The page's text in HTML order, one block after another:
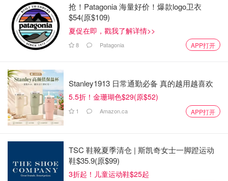
Quebec首次新永久居民占比低于10%，2025年第一季度只
9%，Ontario拿45%、Atlantic Canada 8%、Manitoba和
抢！Patagonia 海量好价！爆款logo卫衣
$54(原$109)
夏促在即，戳我了解详情>>
8 Patagonia APP打开
Stanley1913 日常通勤必备 真的越用越喜欢
5.5折！金珊瑚色$29(原$52)
1 Amazon.ca APP打开
TSC 鞋靴夏季清仓 | 斯凯奇女士一脚蹬运动
鞋$35.9(原$99)
3折起！儿童运动鞋$25起